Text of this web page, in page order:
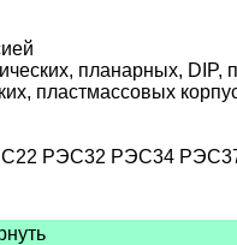
планарных, DIP,
пластмассовых
РЭС32 РЭС34